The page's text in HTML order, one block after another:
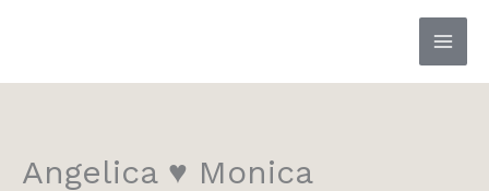
Angelica ♥ Monica